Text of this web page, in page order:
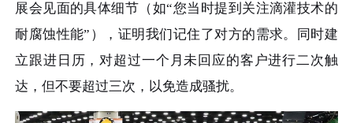
展会见面的具体细节（如“您当时提到关注滴灌技术的
耐腐蚀性能”），证明我们记住了对方的需求。同时建
立跟进日历，对超过一个月未回应的客户进行二次触
达，但不要超过三次，以免造成骚扰。